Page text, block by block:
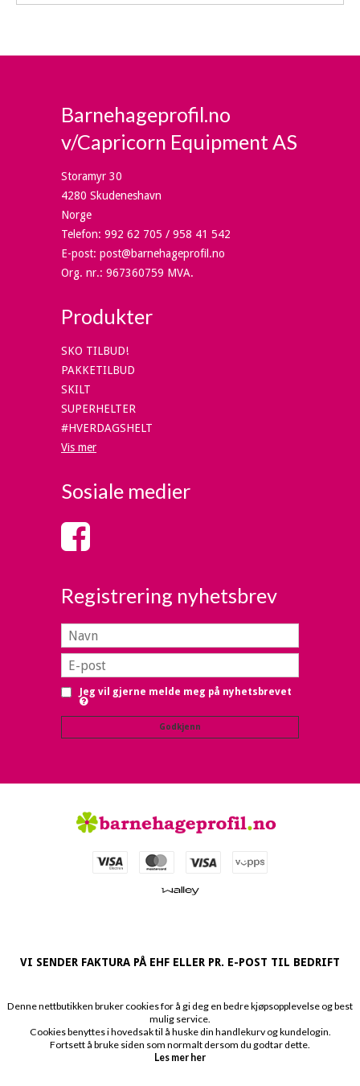
Barnehageprofil.no
v/Capricorn Equipment AS
Storamyr 30
4280 Skudeneshavn
Norge
Telefon: 992 62 705 / 958 41 542
E-post: post@barnehageprofil.no
Org. nr.: 967360759 MVA.
Produkter
SKO TILBUD!
PAKKETILBUD
SKILT
SUPERHELTER
#HVERDAGSHELT
Vis mer
Sosiale medier
Registrering nyhetsbrev
Jeg vil gjerne melde meg på nyhetsbrevet
Godkjenn
VI SENDER FAKTURA PÅ EHF ELLER PR. E-POST TIL BEDRIFT
Denne nettbutikken bruker cookies for å gi deg en bedre kjøpsopplevelse og best
mulig service.
Cookies benyttes i hovedsak til å huske din handlekurv og kundelogin.
Fortsett å bruke siden som normalt dersom du godtar dette.
Les mer her